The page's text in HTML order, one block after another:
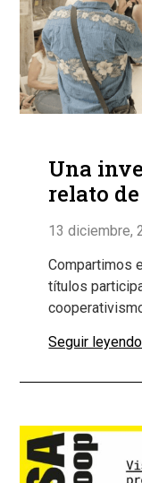
Una
relato
13 diciembre,
Compartimos
títulos
Seguir leyendo